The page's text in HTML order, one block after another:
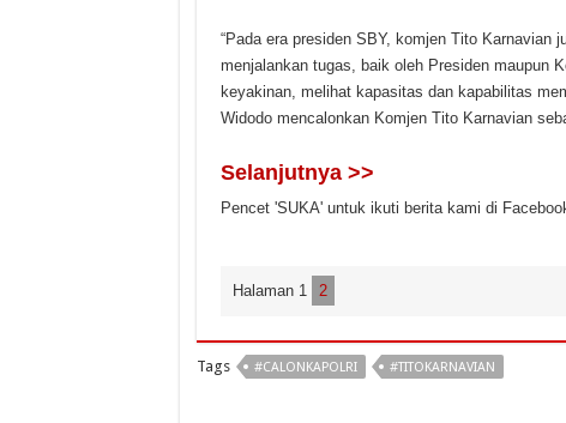
“Pada era presiden SBY, komjen Tito Karnavian
menjalankan tugas, baik oleh Presiden maupun
keyakinan, melihat kapasitas dan kapabilitas
Widodo mencalonkan Komjen Tito Karnavian
Selanjutnya >>
Pencet 'SUKA' untuk ikuti berita kami di
Halaman 1 2
Tags #CALONKAPOLRI #TITOKARNAVIAN